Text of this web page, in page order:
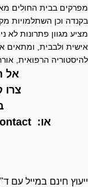
מפרקים בבית החולים
בקנדה וכן השתלמויות
מציע מגוון פתרונות לא
אישית ולבבית, ומתאים
להיסטוריה הרפואית,
אל
צרו
או:
ייעוץ חינם במייל עם